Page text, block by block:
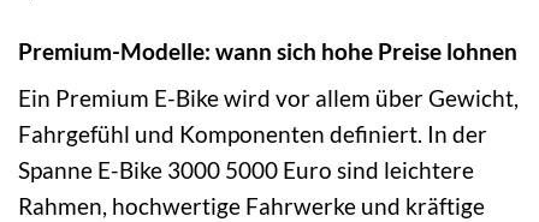
Premium-Modelle: wann sich hohe Preise lohnen
Ein Premium E-Bike wird vor allem über Gewicht,
Fahrgefühl und Komponenten definiert. In der
Spanne E-Bike 3000 5000 Euro sind leichtere
Rahmen, hochwertige Fahrwerke und kräftige